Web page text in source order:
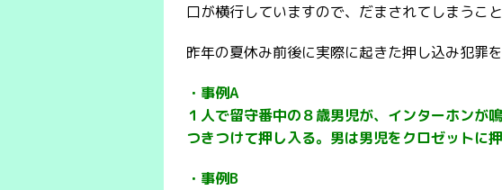
口が横行していますので、だまされてしまうこ
昨年の夏休み前後に実際に起きた押し込み犯罪
・事例A
１人で留守番中の８歳男児が、インターホンが
つきつけて押し入る。男は男児をクロゼットに
・事例B